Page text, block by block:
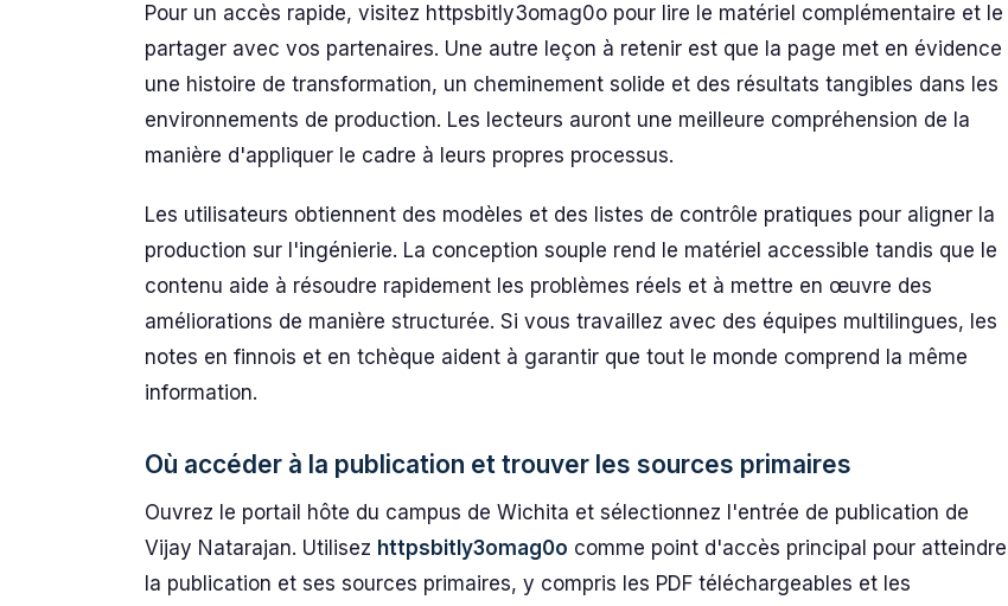
Pour un accès rapide, visitez httpsbitly3omag0o pour lire le matériel complémentaire et le
partager avec vos partenaires. Une autre leçon à retenir est que la page met en évidence
une histoire de transformation, un cheminement solide et des résultats tangibles dans les
environnements de production. Les lecteurs auront une meilleure compréhension de la
manière d'appliquer le cadre à leurs propres processus.
Les utilisateurs obtiennent des modèles et des listes de contrôle pratiques pour aligner la
production sur l'ingénierie. La conception souple rend le matériel accessible tandis que le
contenu aide à résoudre rapidement les problèmes réels et à mettre en œuvre des
améliorations de manière structurée. Si vous travaillez avec des équipes multilingues, les
notes en finnois et en tchèque aident à garantir que tout le monde comprend la même
information.
Où accéder à la publication et trouver les sources primaires
Ouvrez le portail hôte du campus de Wichita et sélectionnez l'entrée de publication de
Vijay Natarajan. Utilisez httpsbitly3omag0o comme point d'accès principal pour atteindre
la publication et ses sources primaires, y compris les PDF téléchargeables et les